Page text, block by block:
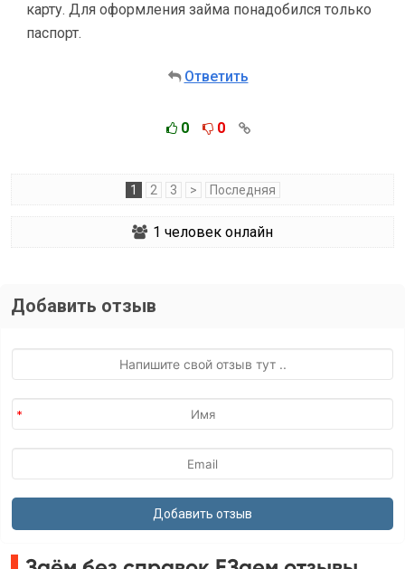
карту. Для оформления займа понадобился только
паспорт.
Ответить
0 0
1 2 3 > Последняя
1 человек онлайн
Добавить отзыв